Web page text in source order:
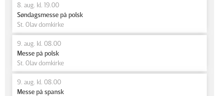
8. aug. kl. 19.00
Søndagsmesse på polsk
St. Olav domkirke
9. aug. kl. 08.00
Messe på polsk
St. Olav domkirke
9. aug. kl. 08.00
Messe på spansk